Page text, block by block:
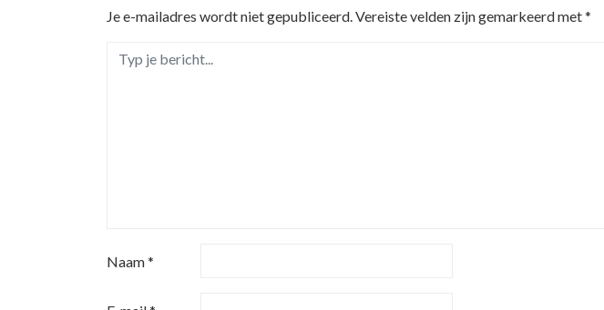
t
n
t
i
Je e-mailadres wordt niet gepubliceerd.Vereiste velden zijn gemarkeerd met*
Naam*